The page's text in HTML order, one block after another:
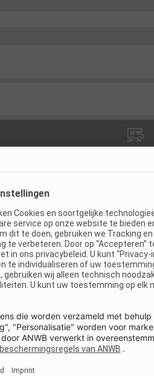
(7)
Cottage PREMIUM | 3
Huuraccommodatie